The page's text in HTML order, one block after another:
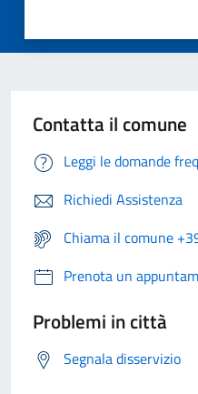
Contatta il comune
Leggi le domande
Richiedi Assistenza
Chiama il comune
Prenota un
Problemi in città
Segnala disservizio